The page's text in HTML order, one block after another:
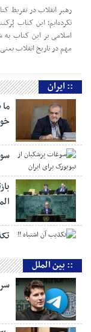
رهبر انقلاب در تقریظ
نکرده‌ایم؛ این کتاب
اسلامی بر این کتاب
مهم در تاریخ انقلاب یعنی
:: ایران
:: بین الملل